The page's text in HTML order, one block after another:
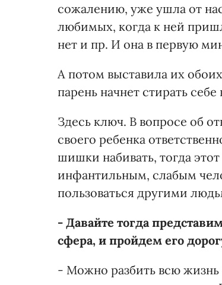
сожалению, уже ушла от
любимых, когда к ней
нет и пр. И она в первую
А потом выставила их
парень начнет стирать
Здесь ключ. В вопросе об
своего ребенка
шишки набивать, тогда
инфантильным, слабым
пользоваться другими
- Давайте тогда
сфера, и пройдем его
- Можно разбить всю